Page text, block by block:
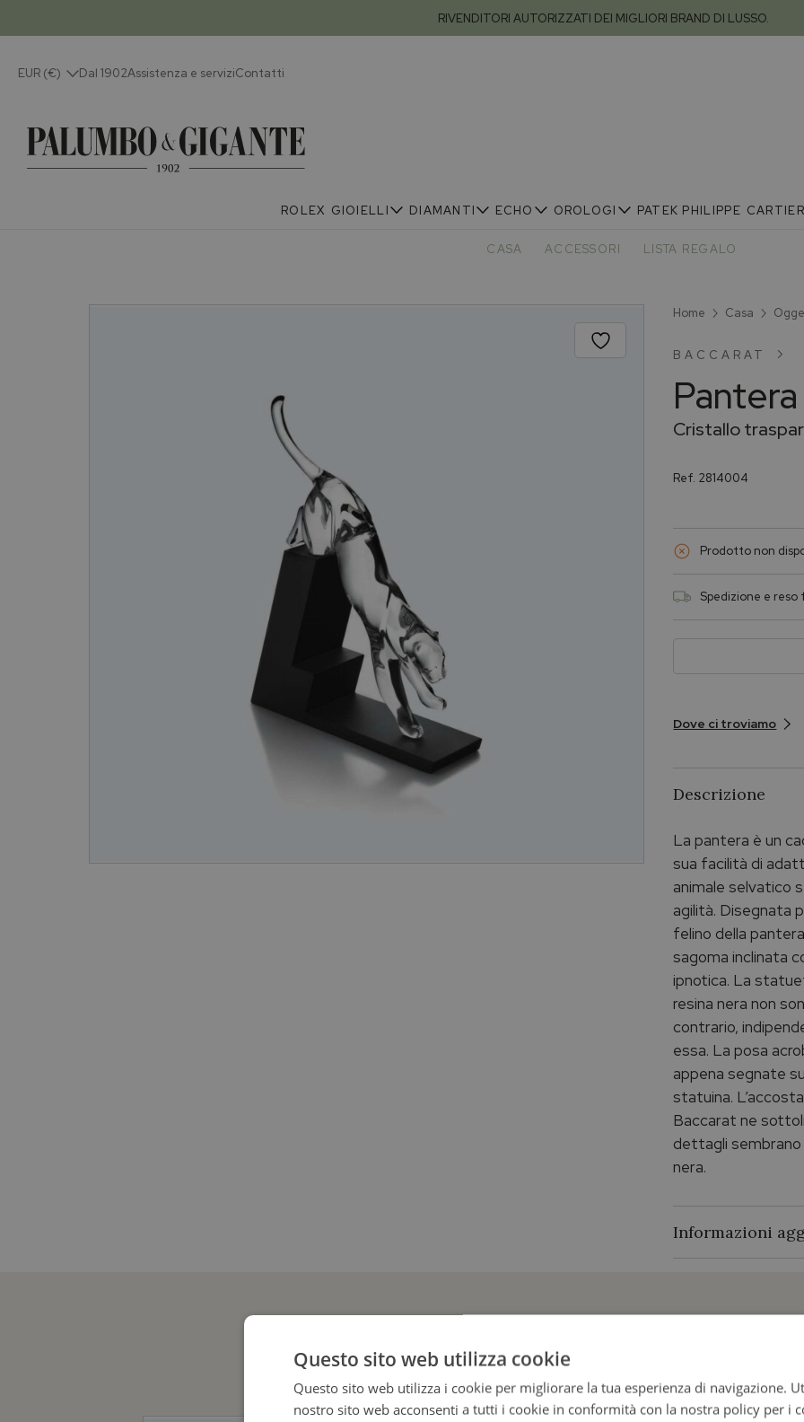
RIVENDITORI AUTORIZZATI DEI MIGLIORI BRAND DI LUSSO.
EUR (€) Dal 1902Assistenza e serviziContatti
ROLEX GIOIELLI DIAMANTI ECHO OROLOGI PATEK PHILIPPE CARTIER
CASA ACCESSORI LISTA REGALO
Home Casa
BACCARAT
Cristallo
Ref. 2814004
Prodotto non
Spedizione e reso
Dove ci troviamo
Descrizione
La pantera è un
sua facilità di
animale selvatico
agilità. Disegnata
felino della
sagoma inclinata
ipnotica. La
resina nera non
contrario,
essa. La posa
appena segnate
statuina.
Baccarat ne
dettagli sembrano
nera.
Informazioni
Questo sito web utilizza cookie
Questo sito web utilizza i cookie per migliorare la tua esperienza di navigazione.
nostro sito web acconsenti a tutti i cookie in conformità con la nostra policy per i